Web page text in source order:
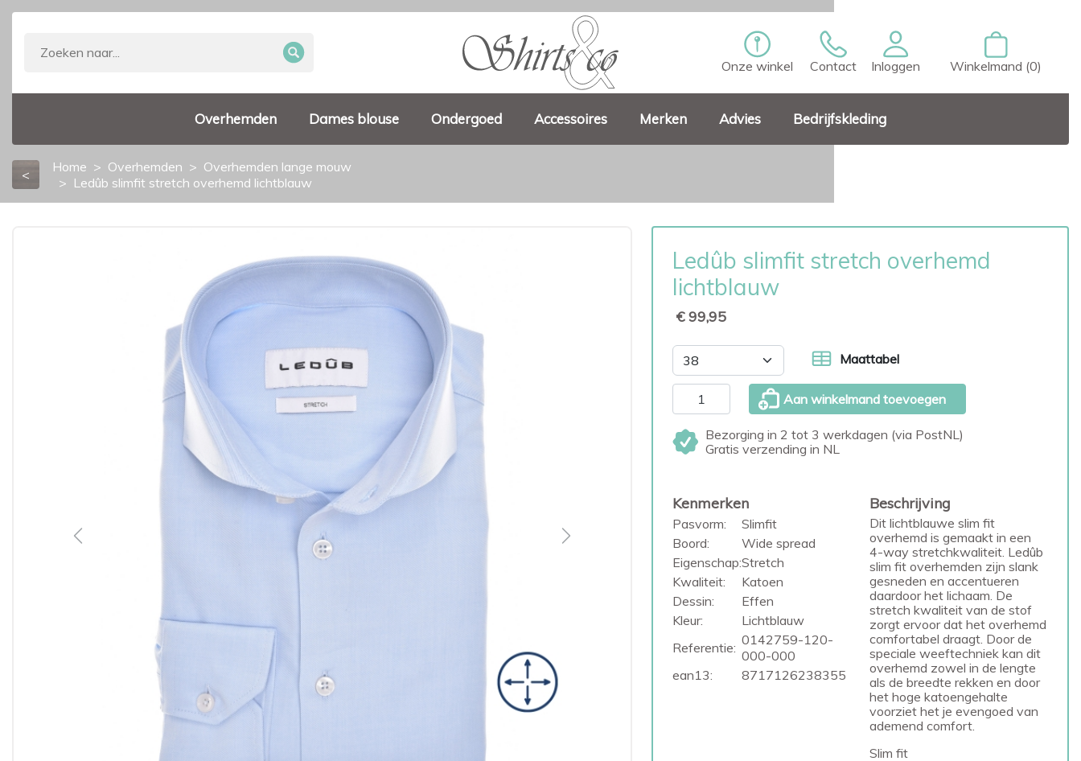
Onze winkel Contact Inloggen Winkelmand (0)
Overhemden Dames blouse Ondergoed Accessoires Merken Advies Bedrijfskleding
< Home Overhemden
Overhemden lange mouw
Ledûb slimfit stretch overhemd lichtblauw
Previous Next
Ledûb slimfit stretch overhemd
lichtblauw
€ 99,95
Maattabel
Aan winkelmand toevoegen
Bezorging in 2 tot 3 werkdagen (via PostNL)
Gratis verzending in NL
Kenmerken
Pasvorm:
Slimfit
Boord:
Wide spread
Eigenschap:Stretch
Kwaliteit:
Katoen
Dessin:
Effen
Kleur:
Lichtblauw
Referentie: 0142759-120-
000-000
ean13:
8717126238355
Beschrijving
Dit lichtblauwe slim fit
overhemd is gemaakt in een
4-way stretchkwaliteit. Ledûb
slim fit overhemden zijn slank
gesneden en accentueren
daardoor het lichaam. De
stretch kwaliteit van de stof
zorgt ervoor dat het overhemd
comfortabel draagt. Door de
speciale weeftechniek kan dit
overhemd zowel in de lengte
als de breedte rekken en door
het hoge katoengehalte
voorziet het je evengoed van
ademend comfort.
Slim fit